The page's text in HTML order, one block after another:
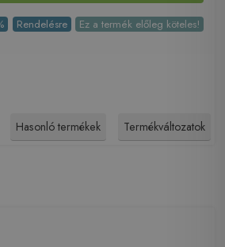
Rendelésre Ez a termék előleg köteles!
Hasonló termékek Termékváltozatok